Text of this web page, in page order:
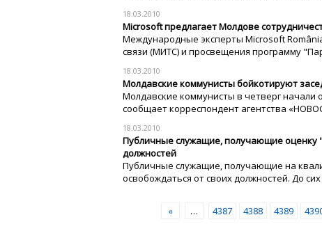
18.03.2010
Microsoft предлагает Молдове
Международные эксперты Microsoft
связи (МИТС) и просвещения программу
18.03.2010
Молдавские коммунисты бойкотируют
Молдавские коммунисты в четверг
сообщает корреспондент агентства
18.03.2010
Публичные служащие, получающие оценку
должностей
Публичные служащие, получающие на
освобождаться от своих должностей. До
« … 4387 4388 4389